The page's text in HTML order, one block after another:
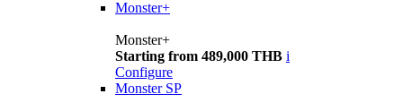
Monster+
Monster+
Starting from 489,000 THB i
Configure
Monster SP